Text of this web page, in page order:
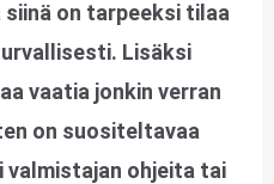
on tarpeeksi tilaa
Lisäksi
vaatia jonkin verran
on suositeltavaa
ohjeita tai